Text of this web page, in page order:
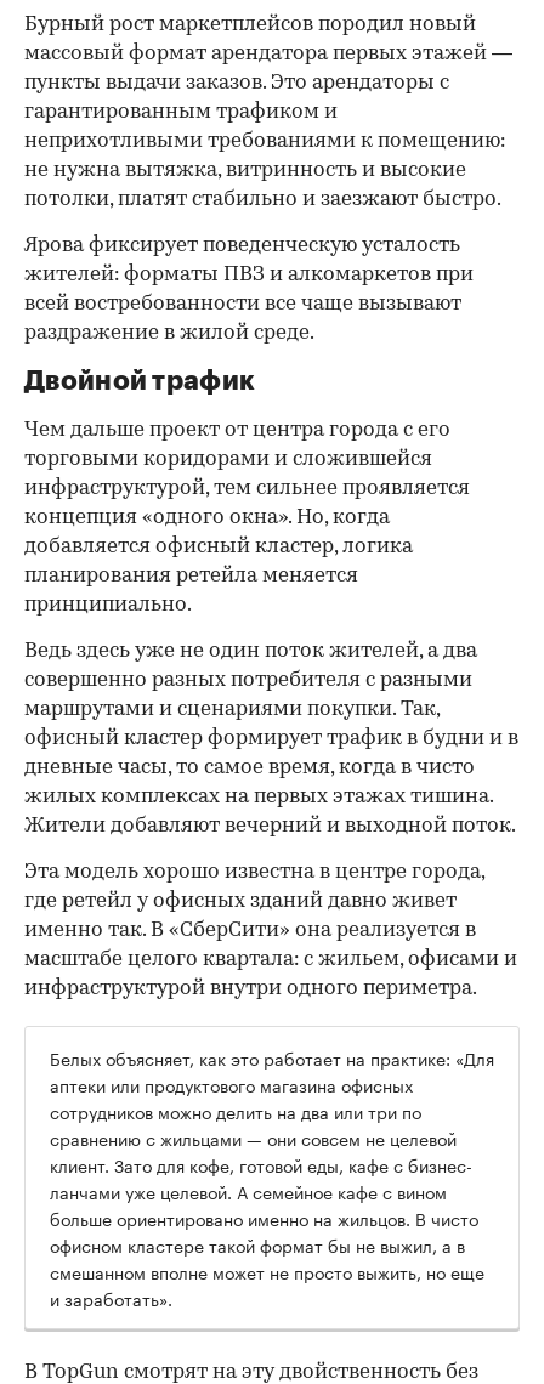
Бурный рост маркетплейсов породил новый
массовый формат арендатора первых этажей —
пункты выдачи заказов. Это арендаторы с
гарантированным трафиком и
неприхотливыми требованиями к помещению:
не нужна вытяжка, витринность и высокие
потолки, платят стабильно и заезжают быстро.
Ярова фиксирует поведенческую усталость
жителей: форматы ПВЗ и алкомаркетов при
всей востребованности все чаще вызывают
раздражение в жилой среде.
Двойной трафик
Чем дальше проект от центра города с его
торговыми коридорами и сложившейся
инфраструктурой, тем сильнее проявляется
концепция «одного окна». Но, когда
добавляется офисный кластер, логика
планирования ретейла меняется
принципиально.
Ведь здесь уже не один поток жителей, а два
совершенно разных потребителя с разными
маршрутами и сценариями покупки. Так,
офисный кластер формирует трафик в будни и в
дневные часы, то самое время, когда в чисто
жилых комплексах на первых этажах тишина.
Жители добавляют вечерний и выходной поток.
Эта модель хорошо известна в центре города,
где ретейл у офисных зданий давно живет
именно так. В «СберСити» она реализуется в
масштабе целого квартала: с жильем, офисами и
инфраструктурой внутри одного периметра.
Белых объясняет, как это работает на практике: «Для
аптеки или продуктового магазина офисных
сотрудников можно делить на два или три по
сравнению с жильцами — они совсем не целевой
клиент. Зато для кофе, готовой еды, кафе с бизнес-
ланчами уже целевой. А семейное кафе с вином
больше ориентировано именно на жильцов. В чисто
офисном кластере такой формат бы не выжил, а в
смешанном вполне может не просто выжить, но еще
и заработать».
В TopGun смотрят на эту двойственность без